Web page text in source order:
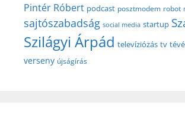
Pintér Róbert podcast posztmodem robot
sajtószabadság social media startup
Szilágyi Árpád televíziózás tv tévé
verseny újságírás